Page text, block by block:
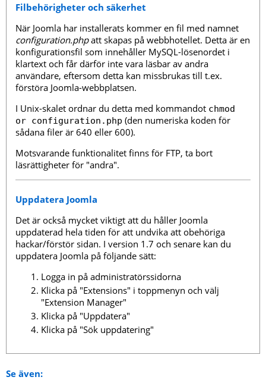
Filbehörigheter och säkerhet
När Joomla har installerats kommer en fil med namnet
configuration.phpatt skapas på webbhotellet. Detta är en
konfigurationsfil som innehåller MySQL-lösenordet i
klartext och får därför inte vara läsbar av andra
användare, eftersom detta kan missbrukas till t.ex.
förstöra Joomla-webbplatsen.
I Unix-skalet ordnar du detta med kommandot chmod
or configuration.php (den numeriska koden för
sådana filer är 640 eller 600).
Motsvarande funktionalitet finns för FTP, ta bort
läsrättigheter för "andra".
Uppdatera Joomla
Det är också mycket viktigt att du håller Joomla
uppdaterad hela tiden för att undvika att obehöriga
hackar/förstör sidan. I version 1.7 och senare kan du
uppdatera Joomla på följande sätt:
Logga in på administratörssidorna
Klicka på "Extensions" i toppmenyn och välj
"Extension Manager"
Klicka på "Uppdatera"
Klicka på "Sök uppdatering"
Se även: